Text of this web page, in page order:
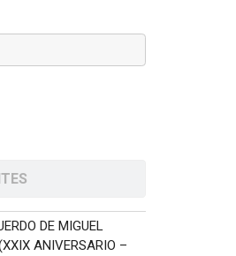
DE MIGUEL
ANIVERSARIO –